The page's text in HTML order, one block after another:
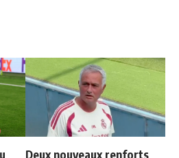
Deux nouveaux renforts